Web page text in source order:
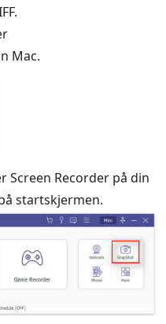
Mac.
Screen Recorder på din
startskjermen.